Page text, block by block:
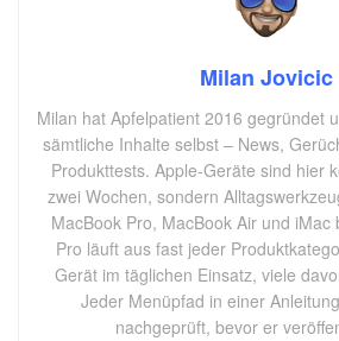
Milan Jovicic
Milan hat Apfelpatient 2016 gegründet
sämtliche Inhalte selbst – News,
Produkttests. Apple-Geräte sind hier
zwei Wochen, sondern
MacBook Pro, MacBook Air und iMac
Pro läuft aus fast jeder
Gerät im täglichen Einsatz, viele
Jeder Menüpfad in einer
nachgeprüft, bevor er